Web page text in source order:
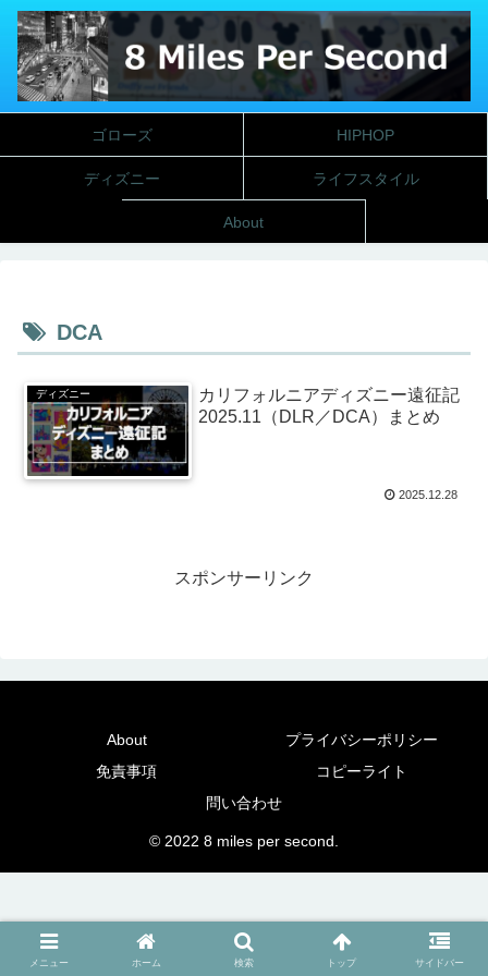
ゴローズ HIPHOP
ディズニー ライフスタイル
About
DCA
ディズニー
カリフォルニアディズニー遠征記
2025.11（DLR／DCA）まとめ
2025.12.28
スポンサーリンク
About
プライバシーポリシー
免責事項
コピーライト
問い合わせ
© 2022 8 miles per second.
メニュー ホーム 検索 トップ サイドバー